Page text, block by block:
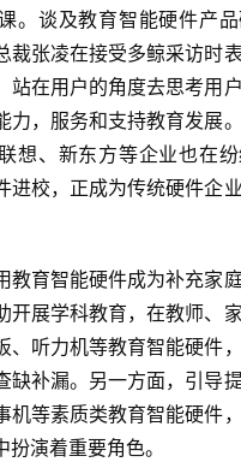
。谈及教育智能硬件产
裁张凌在接受多鲸采访时
站在用户的角度去思考用
力，服务和支持教育发展
想、新东方等企业也在
进校，正成为传统硬件企
教育智能硬件成为补充家
开展学科教育，在教师、
、听力机等教育智能硬件
缺补漏。另一方面，引导提
机等素质类教育智能硬件
演着重要角色。